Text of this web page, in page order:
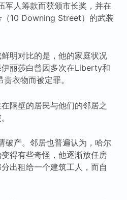
军人筹款而获颁市长奖，并在
（10 Downing Street）的武装
明对比的是，他的家庭状况
丽莎白曾因多次在Liberty和
衣物而被定罪。
隔壁的居民与他们的邻居之
破产。邻居也普遍认为，哈尔
得有些奇怪，他逐渐放任房
出租给一个建筑工人，而自